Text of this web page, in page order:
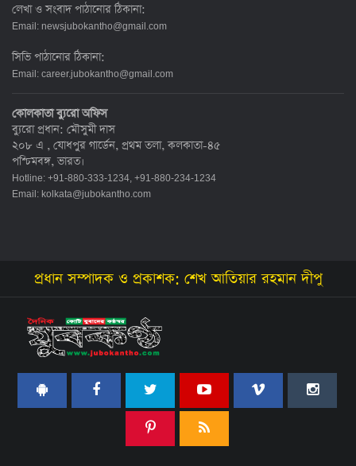
লেখা ও সংবাদ পাঠানোর ঠিকানা:
Email: newsjubokantho@gmail.com
সিভি পাঠানোর ঠিকানা:
Email: career.jubokantho@gmail.com
কোলকাতা ব্যুরো অফিস
ব্যুরো প্রধান: মৌসুমী দাস
২০৮ এ , যোধপুর গার্ডেন, প্রথম তলা, কলকাতা-৪৫
পশ্চিমবঙ্গ, ভারত।
Hotline: +91-880-333-1234, +91-880-234-1234
Email: kolkata@jubokantho.com
প্রধান সম্পাদক ও প্রকাশক: শেখ আতিয়ার রহমান দীপু